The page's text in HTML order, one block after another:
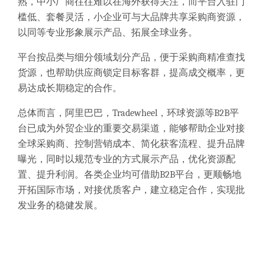
槛低、套餐灵活，小企业可与大品牌共享采购商资源，
以同等专业形象展示产品、拓展全球业务。
平台按品类与细分领域划分产品，便于采购商精准查找
货源，也帮助供应商锁定目标客群，提高成交概率，更
易达成长期稳定的合作。
总体而言， 阿里巴巴，Tradewheel，环球资源等B2B平
台已成为外贸企业的重要交易渠道，能够帮助企业对接
全球采购商、控制营销成本、简化获客流程、提升品牌
曝光，同时以规范专业的方式展示产品，优化资源配
置、提升利润。各类企业均可借助B2B平台，更顺畅地
开拓国际市场，对接优质客户，建立稳定合作，实现批
发业务的稳健发展。